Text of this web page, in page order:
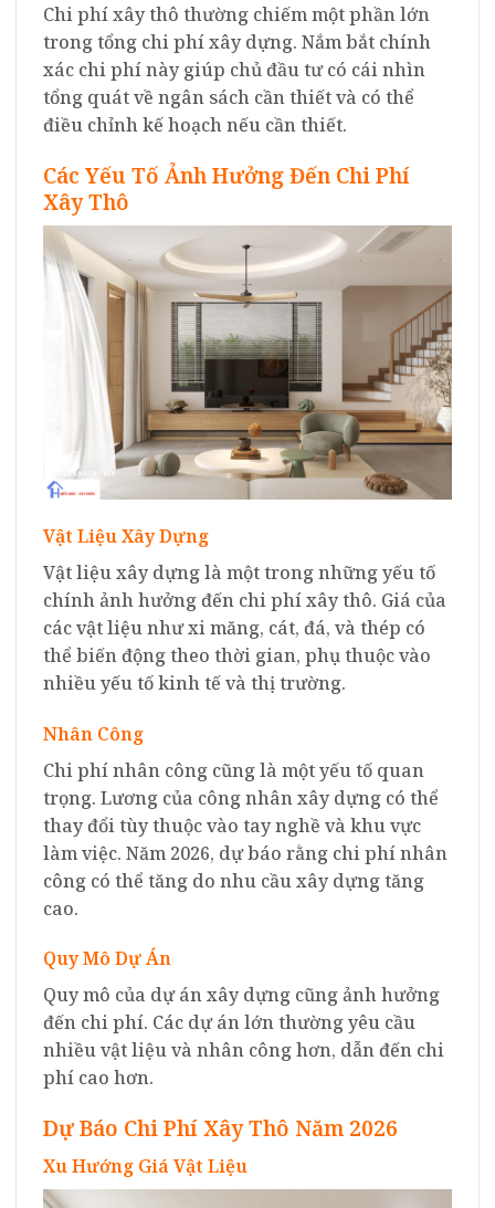
Chi phí xây thô thường chiếm một phần lớn
trong tổng chi phí xây dựng. Nắm bắt chính
xác chi phí này giúp chủ đầu tư có cái nhìn
tổng quát về ngân sách cần thiết và có thể
điều chỉnh kế hoạch nếu cần thiết.
Các Yếu Tố Ảnh Hưởng Đến Chi Phí
Xây Thô
Vật Liệu Xây Dựng
Vật liệu xây dựng là một trong những yếu tố
chính ảnh hưởng đến chi phí xây thô. Giá của
các vật liệu như xi măng, cát, đá, và thép có
thể biến động theo thời gian, phụ thuộc vào
nhiều yếu tố kinh tế và thị trường.
Nhân Công
Chi phí nhân công cũng là một yếu tố quan
trọng. Lương của công nhân xây dựng có thể
thay đổi tùy thuộc vào tay nghề và khu vực
làm việc. Năm 2026, dự báo rằng chi phí nhân
công có thể tăng do nhu cầu xây dựng tăng
cao.
Quy Mô Dự Án
Quy mô của dự án xây dựng cũng ảnh hưởng
đến chi phí. Các dự án lớn thường yêu cầu
nhiều vật liệu và nhân công hơn, dẫn đến chi
phí cao hơn.
Dự Báo Chi Phí Xây Thô Năm 2026
Xu Hướng Giá Vật Liệu